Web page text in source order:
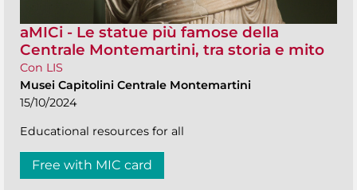
aMICi - Le statue più famose della
Centrale Montemartini, tra storia e mito
Con LIS
Musei Capitolini Centrale Montemartini
15/10/2024
Educational resources for all
Free with MIC card